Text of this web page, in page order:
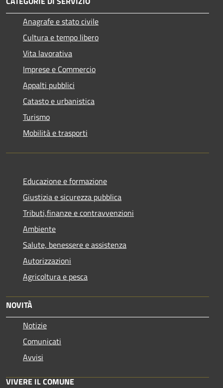
Anagrafe e stato civile
Cultura e tempo libero
Vita lavorativa
Imprese e Commercio
Appalti pubblici
Catasto e urbanistica
Turismo
Mobilità e trasporti
Educazione e formazione
Giustizia e sicurezza pubblica
Tributi,finanze e contravvenzioni
Ambiente
Salute, benessere e assistenza
Autorizzazioni
Agricoltura e pesca
NOVITÀ
Notizie
Comunicati
Avvisi
VIVERE IL COMUNE